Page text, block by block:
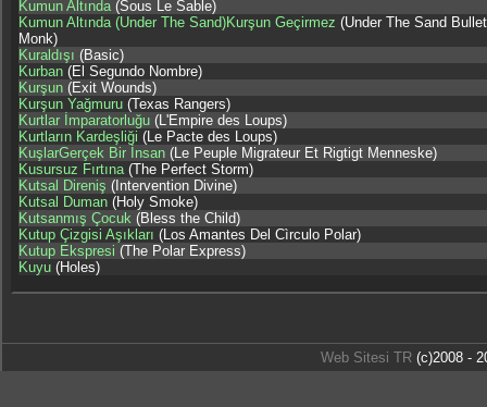
Kumun Altında(Sous Le Sable)
Kumun Altında (Under The Sand)Kurşun Geçirmez (Under The Sand
Monk)
Kuraldışı (Basic)
Kurban (El Segundo Nombre)
Kurşun (Exit Wounds)
Kurşun Yağmuru (Texas Rangers)
Kurtlar İmparatorluğu (L'Empire des Loups)
Kurtların Kardeşliği (Le Pacte des Loups)
KuşlarGerçek Bir İnsan (Le Peuple Migrateur Et Rigtigt Menneske)
Kusursuz Fırtına(The Perfect Storm)
Kutsal Direniş (Intervention Divine)
Kutsal Duman (Holy Smoke)
Kutsanmış Çocuk (Bless the Child)
Kutup Çizgisi Aşıkları (Los Amantes Del Cìrculo Polar)
Kutup Ekspresi (The Polar Express)
Kuyu (Holes)
Web Sitesi TR(c)2008 -